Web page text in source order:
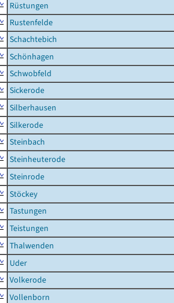
Rüstungen
Rustenfelde
Schachtebich
Schönhagen
Schwobfeld
Sickerode
Silberhausen
Silkerode
Steinbach
Steinheuterode
Steinrode
Stöckey
Tastungen
Teistungen
Thalwenden
Uder
Volkerode
Vollenborn